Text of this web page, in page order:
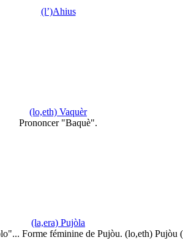
(l’)Ahius
(lo,eth) Vaquèr
Prononcer "Baquè".
(la,era) Pujòla
Forme féminine de Pujòu. (lo,eth)